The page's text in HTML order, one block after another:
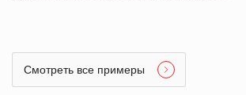
Смотреть все примеры